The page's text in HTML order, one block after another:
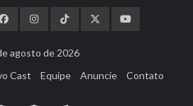
agosto de 2026
Cast Equipe Anuncie Contato